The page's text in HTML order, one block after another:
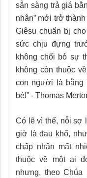
sẵn sàng trả giá
nhân” mới trở
Giêsu chuẩn bị
sức chịu đựng
không chối bỏ sự
không còn thuộc
con người là bằng
bé!” - Thomas
Có lẽ vì thế, nỗi sợ
giờ là đau khổ,
chấp nhận mất
thuộc về một ai
nhưng, theo